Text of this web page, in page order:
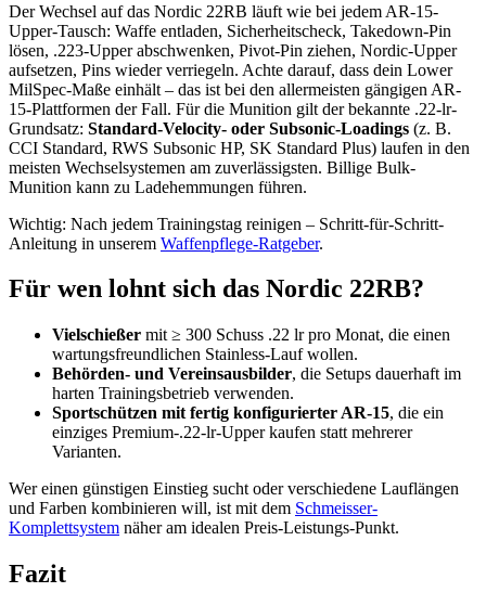
Der Wechsel auf das Nordic 22RB läuft wie bei jedem AR-15-
Upper-Tausch: Waffe entladen, Sicherheitscheck, Takedown-Pin
lösen, .223-Upper abschwenken, Pivot-Pin ziehen, Nordic-Upper
aufsetzen, Pins wieder verriegeln. Achte darauf, dass dein Lower
MilSpec-Maße einhält – das ist bei den allermeisten gängigen AR-
15-Plattformen der Fall. Für die Munition gilt der bekannte .22-lr-
Grundsatz: Standard-Velocity- oder Subsonic-Loadings (z. B.
CCI Standard, RWS Subsonic HP, SK Standard Plus) laufen in den
meisten Wechselsystemen am zuverlässigsten. Billige Bulk-
Munition kann zu Ladehemmungen führen.
Wichtig: Nach jedem Trainingstag reinigen – Schritt-für-Schritt-
Anleitung in unserem Waffenpflege-Ratgeber.
Für wen lohnt sich das Nordic 22RB?
Vielschießer mit ≥ 300 Schuss .22 lr pro Monat, die einen
wartungsfreundlichen Stainless-Lauf wollen.
Behörden- und Vereinsausbilder, die Setups dauerhaft im
harten Trainingsbetrieb verwenden.
Sportschützen mit fertig konfigurierter AR-15, die ein
einziges Premium-.22-lr-Upper kaufen statt mehrerer
Varianten.
Wer einen günstigen Einstieg sucht oder verschiedene Lauflängen
und Farben kombinieren will, ist mit dem Schmeisser-
Komplettsystem näher am idealen Preis-Leistungs-Punkt.
Fazit